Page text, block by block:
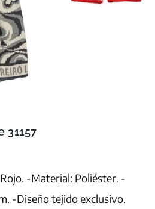
31157
-Material: Poliéster. -
-Diseño tejido exclusivo.